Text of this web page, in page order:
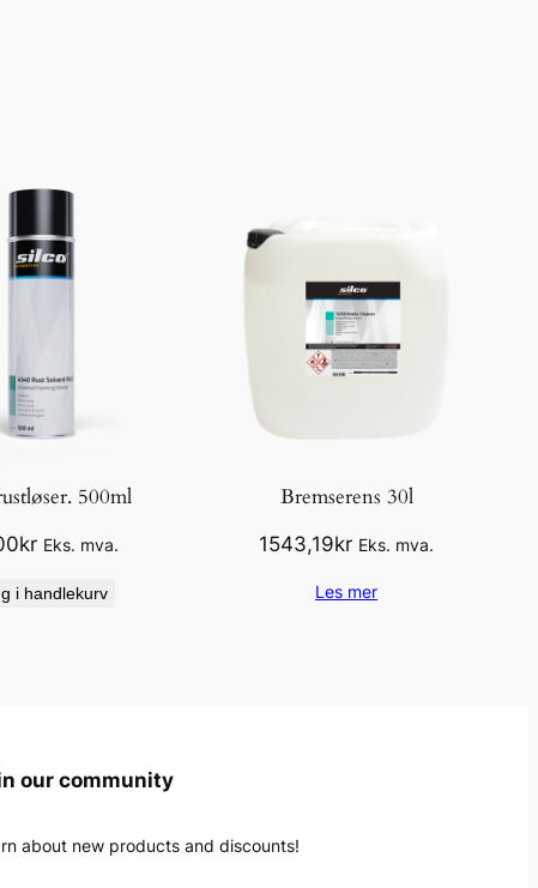
500ml
kr Eks. mva.
i handlekurv
Bremserens 30l
1543,19kr Eks. mva.
Les mer
our community
about new products and discounts!